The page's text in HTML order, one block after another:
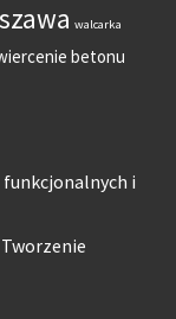
walcarka
betonu
i